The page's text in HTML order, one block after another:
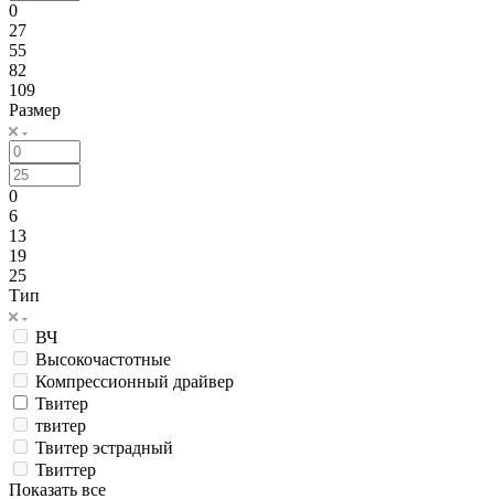
0
27
55
82
109
Размер
0
6
13
19
25
Тип
ВЧ
Высокочастотные
Компрессионный драйвер
Твитер
твитер
Твитер эстрадный
Твиттер
Показать все